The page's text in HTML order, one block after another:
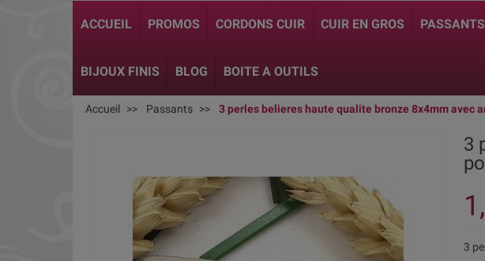
ACCUEIL PROMOS CORDONS CUIR CUIR EN GROS PASSANTS
BIJOUX FINIS BLOG BOITE A OUTILS
Accueil Passants 3 perles belieres haute qualite bronze 8x4mm avec
3
3